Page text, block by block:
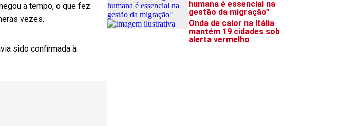
a tempo, o que fez
vezes.
sido confirmada à